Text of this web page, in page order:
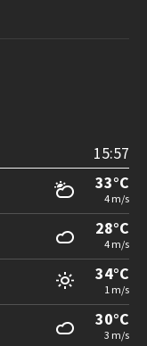
15:57
33°C
4 m/s
28°C
4 m/s
34°C
1 m/s
30°C
3 m/s